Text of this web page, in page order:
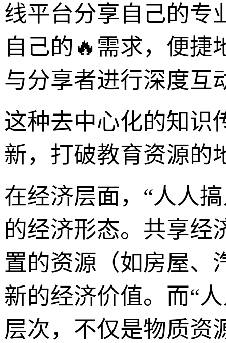
线平台分享自己的专
自己的🔥需求，便捷
与分享者进行深度互
这种去中心化的知识
新，打破教育资源的
在经济层面，“人人
的经济形态。共享经
置的资源（如房屋、
新的经济价值。而“
层次，不仅是物质资